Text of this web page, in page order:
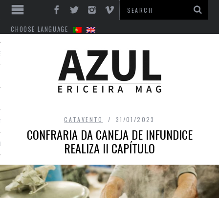
CHOOSE LANGUAGE
CATAVENTO 31/01/2023
CONFRARIA DA CANEJA DE INFUNDICE
REALIZA II CAPÍTULO